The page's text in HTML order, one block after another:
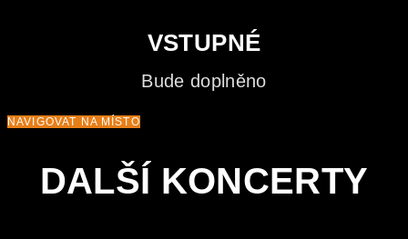
VSTUPNÉ
Bude doplněno
NAVIGOVAT NA MÍSTO
DALŠÍ KONCERTY